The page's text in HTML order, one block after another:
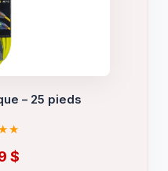
– 25 pieds
$